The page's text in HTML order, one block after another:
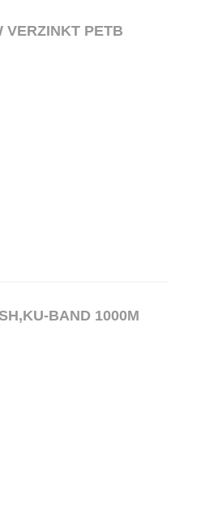
VERZINKT PETB
BAND 1000M